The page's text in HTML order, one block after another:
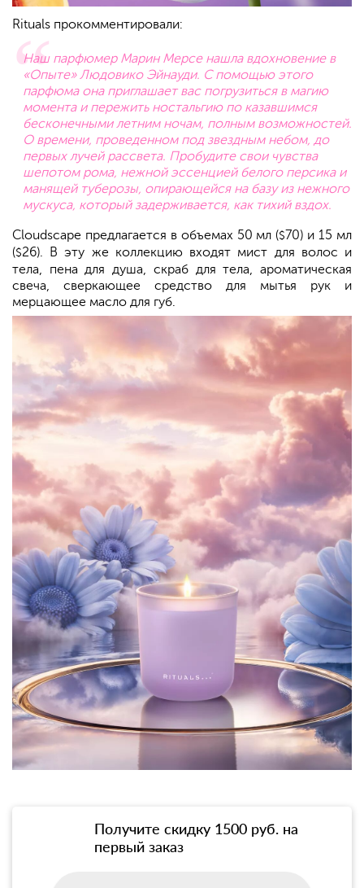
Rituals прокомментировали:
Наш парфюмер Марин Мерсе нашла вдохновение в
«Опыте» Людовико Эйнауди. С помощью этого
парфюма она приглашает вас погрузиться в магию
момента и пережить ностальгию по казавшимся
бесконечными летним ночам, полным возможностей.
О времени, проведенном под звездным небом, до
первых лучей рассвета. Пробудите свои чувства
шепотом рома, нежной эссенцией белого персика и
манящей туберозы, опирающейся на базу из нежного
мускуса, который задерживается, как тихий вздох.
Cloudscape предлагается в объемах 50 мл ($70) и 15 мл
($26). В эту же коллекцию входят мист для волос и
тела, пена для душа, скраб для тела, ароматическая
свеча, сверкающее средство для мытья рук и
мерцающее масло для губ.
Получите скидку 1500 руб. на
первый заказ